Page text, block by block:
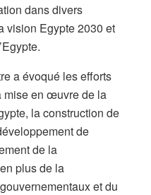
dans divers
vision Egypte 2030 et
a évoqué les efforts
mise en œuvre de la
la construction de
de
de la
plus de la
et du